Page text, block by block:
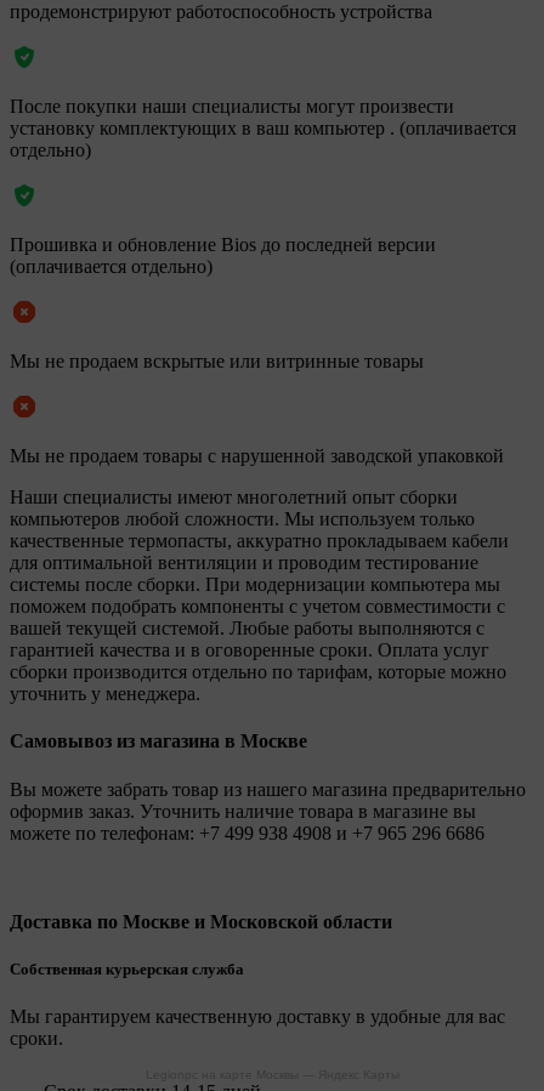
продемонстрируют работоспособность устройства
После покупки наши специалисты могут произвести
установку комплектующих в ваш компьютер . (оплачивается
отдельно)
Прошивка и обновление Bios до последней версии
(оплачивается отдельно)
Мы не продаем вскрытые или витринные товары
Мы не продаем товары с нарушенной заводской упаковкой
Наши специалисты имеют многолетний опыт сборки
компьютеров любой сложности. Мы используем только
качественные термопасты, аккуратно прокладываем кабели
для оптимальной вентиляции и проводим тестирование
системы после сборки. При модернизации компьютера мы
поможем подобрать компоненты с учетом совместимости с
вашей текущей системой. Любые работы выполняются с
гарантией качества и в оговоренные сроки. Оплата услуг
сборки производится отдельно по тарифам, которые можно
уточнить у менеджера.
Самовывоз из магазина в Москве
Вы можете забрать товар из нашего магазина предварительно
оформив заказ. Уточнить наличие товара в магазине вы
можете по телефонам: +7 499 938 4908 и +7 965 296 6686
Доставка по Москве и Московской области
Собственная курьерская служба
Мы гарантируем качественную доставку в удобные для вас
сроки.
Legionpc на карте Москвы — Яндекс Карты